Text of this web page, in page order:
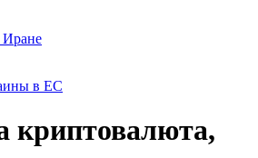
в ЕС
криптовалюта,